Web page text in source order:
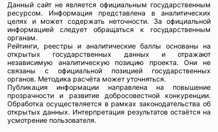
Данный сайт не является официальным государственным
ресурсом. Информация представлена в аналитических
целях и может содержать неточности. За официальной
информацией следует обращаться к государственным
органам.
Рейтинги, реестры и аналитические баллы основаны на
открытых государственных данных и отражают
независимую аналитическую позицию проекта. Они не
связаны с официальной позицией государственных
органов. Методика расчёта может уточняться.
Публикация информации направлена на повышение
прозрачности и развитие добросовестной конкуренции.
Обработка осуществляется в рамках законодательства об
открытых данных. Интерпретация результатов остаётся на
усмотрение пользователя.